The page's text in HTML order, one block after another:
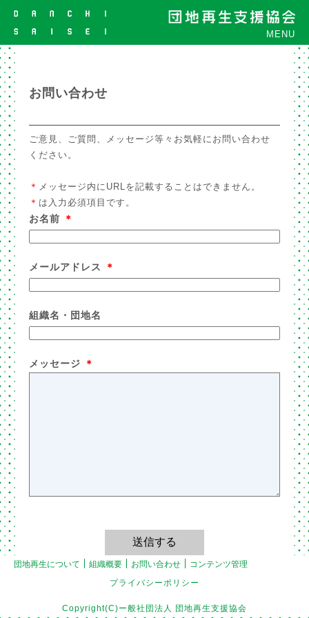
MENU
お問い合わせ
ご意見、ご質問、メッセージ等々お気軽にお問い合わせ
ください。
＊ メッセージ内にURLを記載することはできません。
＊ は入力必須項目です。
お名前 ＊
メールアドレス ＊
組織名・団地名
メッセージ ＊
団地再生について 組織概要 お問い合わせ
コンテンツ管理
プライバシーポリシー
Copyright(C)ー般社団法人 団地再生支援協会